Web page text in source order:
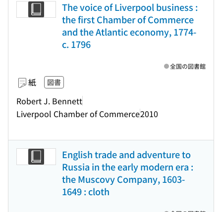
The voice of Liverpool business :
the first Chamber of Commerce
and the Atlantic economy, 1774-
c. 1796
紙 図書
Robert J. Bennett
Liverpool Chamber of Commerce2010
全国の図書館
English trade and adventure to
Russia in the early modern era :
the Muscovy Company, 1603-
1649 : cloth